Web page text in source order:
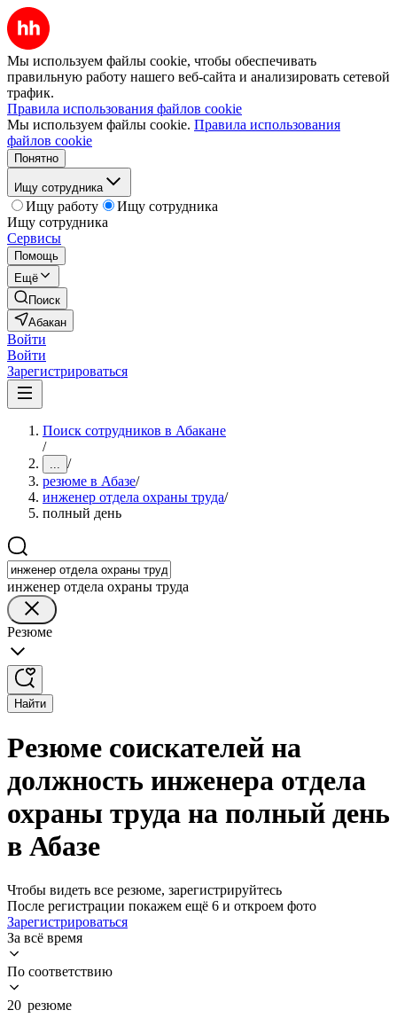
Мы используем файлы cookie, чтобы обеспечивать
правильную работу нашего веб-сайта и анализировать сетевой
трафик.
Правила использования файлов cookie
Мы используем файлы cookie. Правила использования
файлов cookie
Понятно
Ищу сотрудника
Ищу работу
Ищу сотрудника
Ищу сотрудника
Сервисы
Помощь
Ещё
Поиск
Абакан
Войти
Войти
Зарегистрироваться
Поиск сотрудников в Абакане
/
... /
резюме в Абазе/
инженер отдела охраны труда/
полный день
инженер отдела охраны труда
Резюме
Найти
Резюме соискателей на
должность инженера отдела
охраны труда на полный день
в Абазе
Чтобы видеть все резюме, зарегистрируйтесь
После регистрации покажем ещё 6 и откроем фото
Зарегистрироваться
За всё время
По соответствию
20 резюме